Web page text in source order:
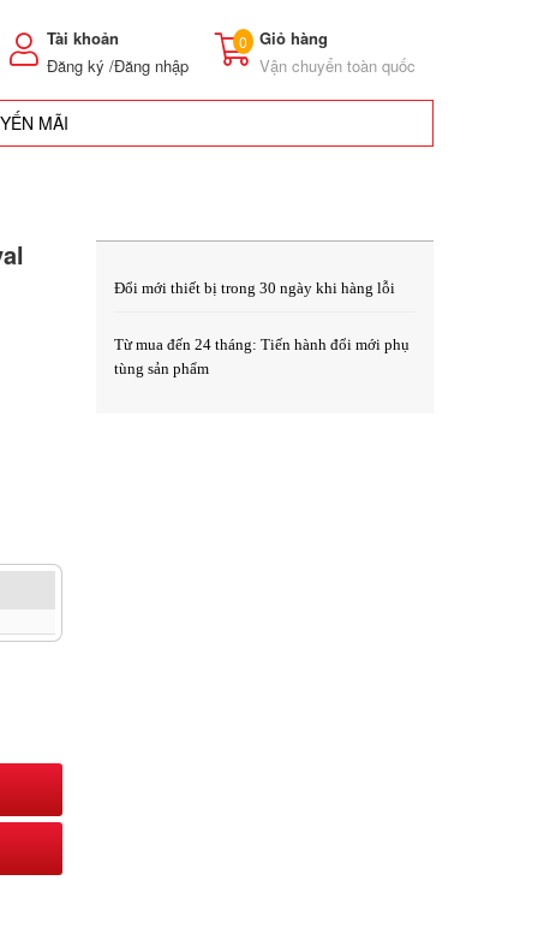
Tài khoản
Đăng ký /Đăng nhập
0
Giỏ hàng
Vận chuyển toàn quốc
MÃI
Đổi mới thiết bị trong 30 ngày khi hàng lỗi
Từ mua đến 24 tháng: Tiến hành đổi mới phụ
tùng sản phẩm